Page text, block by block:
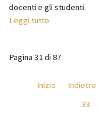
docenti e gli studenti.
Leggi tutto
Pagina 31 di 87
Inizio Indietro
33